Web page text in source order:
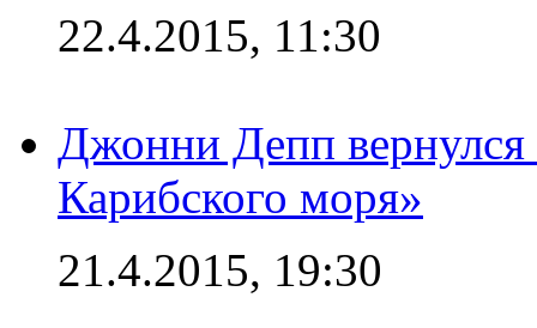
22.4.2015, 11:30
Джонни Депп
Карибского моря»
21.4.2015, 19:30